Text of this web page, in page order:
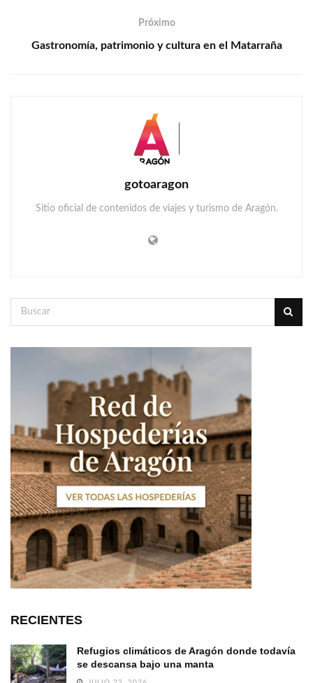
Próximo
Gastronomía, patrimonio y cultura en el Matarraña
gotoaragon
Sitio oficial de contenidos de viajes y turismo de Aragón.
RECIENTES
Refugios climáticos de Aragón donde todavía
se descansa bajo una manta